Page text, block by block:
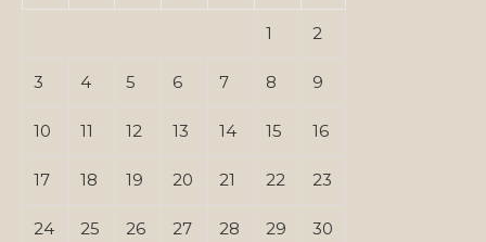
1 2
3 4 5 6 7 8 9
10 11 12 13 14 15 16
17 18 19 20 21 22 23
24 25 26 27 28 29 30